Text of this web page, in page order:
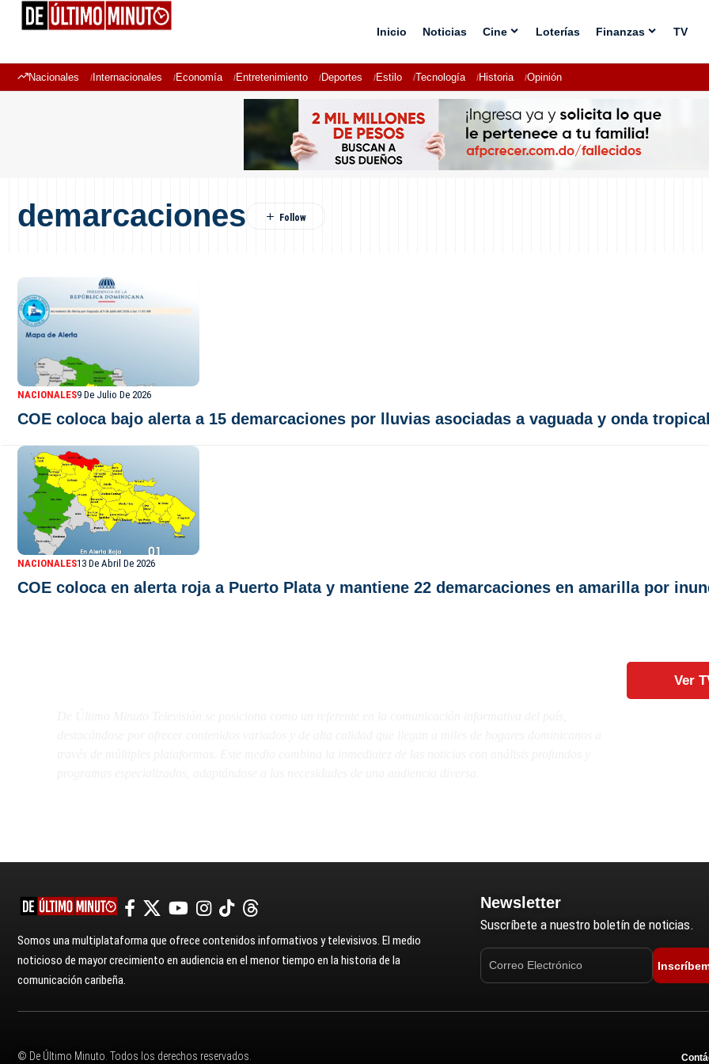
Inicio Noticias Cine Loterías Finanzas TV
Nacionales Internacionales Economía Entretenimiento Deportes Estilo Tecnología Historia Opinión
demarcaciones
NACIONALES9 De Julio De 2026
COE coloca bajo alerta a 15 demarcaciones por lluvias asociadas a vaguada y onda tropical
NACIONALES13 De Abril De 2026
COE coloca en alerta roja a Puerto Plata y mantiene 22 demarcaciones en amarilla por
Ver
Somos una multiplataforma que ofrece contenidos informativos y televisivos. El medio
noticioso de mayor crecimiento en audiencia en el menor tiempo en la historia de la
comunicación caribeña.
Newsletter
Suscríbete a nuestro boletín de noticias.
© De Último Minuto. Todos los derechos reservados.